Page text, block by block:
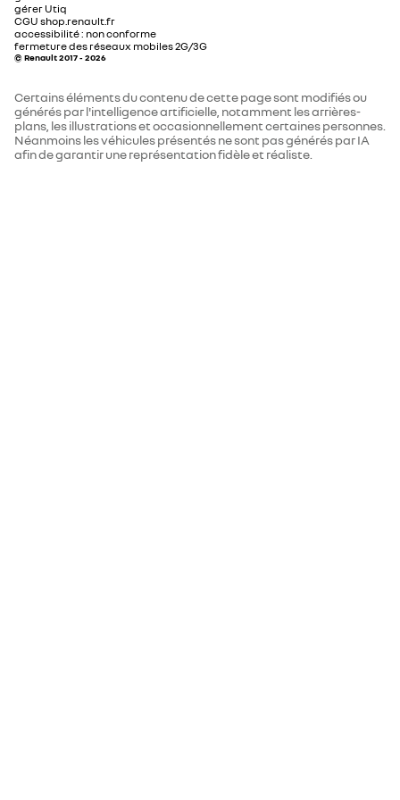
assistance au démarrage en côte
conduite)
allumage automatique des phares avec capteur
consommation électrique cycle
combiné WLTP (kWh/100km)
vitesse maxi (km/h) 130
0 - 100 km/h (s) 12,1
gérer Utiq
CGU shop.renault.fr
accessibilité : non conforme
fermeture des réseaux mobiles 2G/3G
© Renault 2017 - 2026
Certains éléments du contenu de cette page sont modifiés ou
générés par l'intelligence artificielle, notamment les arrières-
plans, les illustrations et occasionnellement certaines personnes.
Néanmoins les véhicules présentés ne sont pas générés par IA
afin de garantir une représentation fidèle et réaliste.